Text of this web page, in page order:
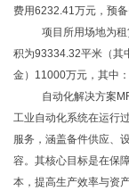
费用6232.41万元，预
项目所用场地为
积为93334.32平米（其
金）11000万元，其中
自动化解决方案
工业自动化系统在运行
服务，涵盖备件供应、
容。其核心目标是在保
本，提高生产效率与资